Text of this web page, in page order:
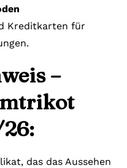
Kreditkarten für
–
das das Aussehen